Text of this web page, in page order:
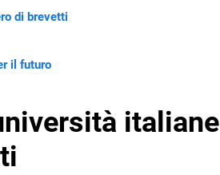
di brevetti
il futuro
italiane